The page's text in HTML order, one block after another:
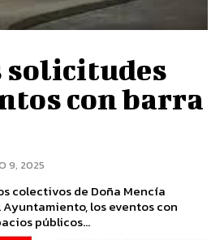
solicitudes
con barra
9, 2025
colectivos de Doña Mencía
los eventos con
públicos...